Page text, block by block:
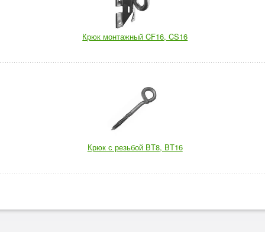
Крюк монтажный CF16, CS16
Крюк с резьбой BT8, BT16